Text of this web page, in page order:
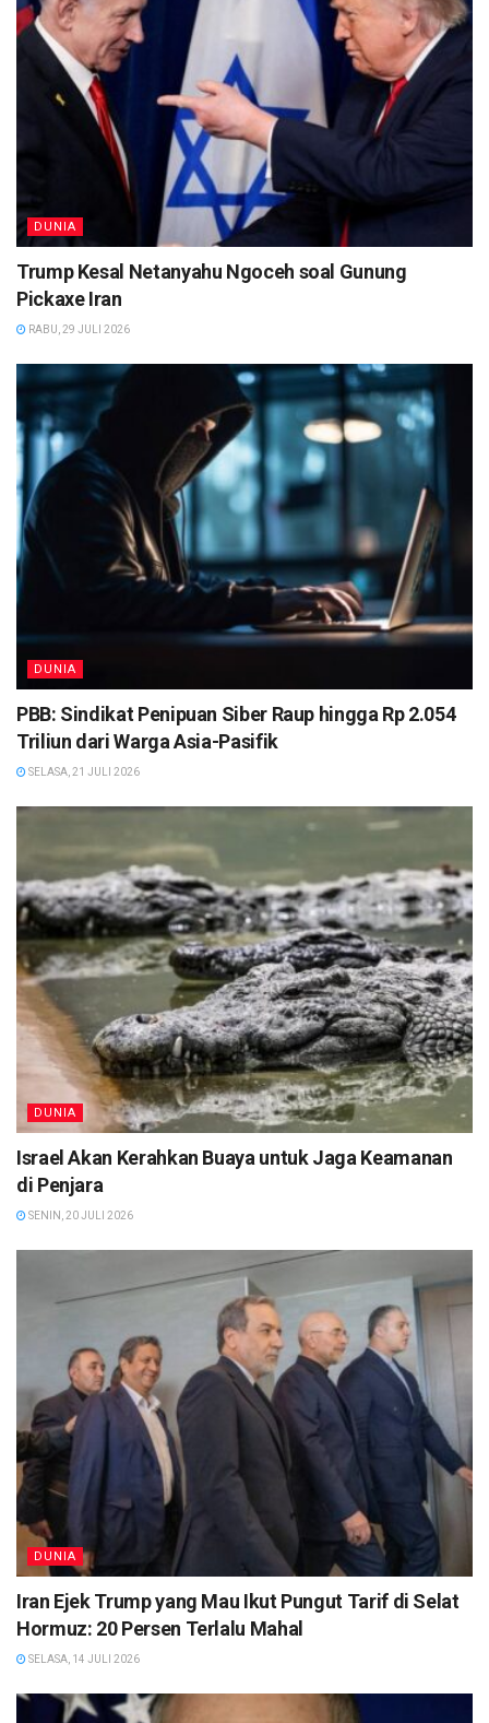
DUNIA
Trump Kesal Netanyahu Ngoceh soal Gunung
Pickaxe Iran
RABU, 29 JULI 2026
DUNIA
PBB: Sindikat Penipuan Siber Raup hingga Rp 2.054
Triliun dari Warga Asia-Pasifik
SELASA, 21 JULI 2026
DUNIA
Israel Akan Kerahkan Buaya untuk Jaga Keamanan
di Penjara
SENIN, 20 JULI 2026
DUNIA
Iran Ejek Trump yang Mau Ikut Pungut Tarif di Selat
Hormuz: 20 Persen Terlalu Mahal
SELASA, 14 JULI 2026